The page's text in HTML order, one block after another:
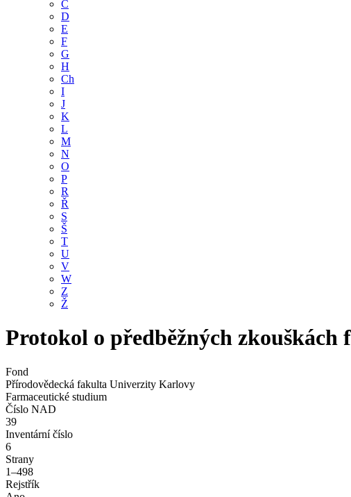
Č
D
E
F
G
H
Ch
I
J
K
L
M
N
O
P
R
Ř
S
Š
T
U
V
W
Z
Ž
Protokol o předběžných zkouškách
Fond
Přírodovědecká fakulta Univerzity Karlovy
Farmaceutické studium
Číslo NAD
39
Inventární číslo
6
Strany
1–498
Rejstřík